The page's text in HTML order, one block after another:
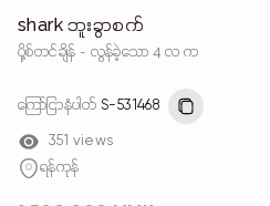
shark ဘူးခွာစက်
ပို့စ်တင်ချိန် - လွန်ခဲ့သော 4 လ က
ကြော်ငြာနံပါတ် S-531468
351 views
ရန်ကုန်